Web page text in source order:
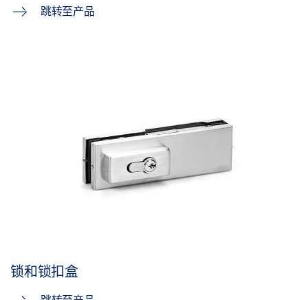
跳转至产品
锁和锁扣盒